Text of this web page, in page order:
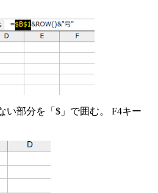
い部分を「$」で囲む。 F4キー